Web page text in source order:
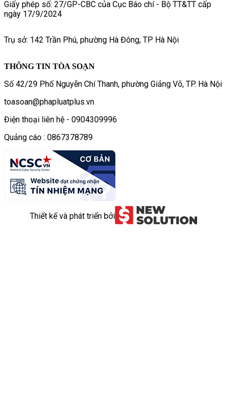
Giấy phép số: 27/GP-CBC của Cục Báo chí - Bộ TT&TT cấp
ngày 17/9/2024
Trụ sở: 142 Trần Phú, phường Hà Đông, TP Hà Nội
THÔNG TIN TÒA SOẠN
Số 42/29 Phố Nguyễn Chí Thanh, phường Giảng Võ, TP. Hà Nội
toasoan@phapluatplus.vn
Điện thoại liên hệ - 0904309996
Quảng cáo : 0867378789
Thiết kế và phát triển bởi